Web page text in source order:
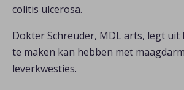
colitis ulcerosa.
Dokter Schreuder, MDL arts, legt uit
te maken kan hebben met
leverkwesties.